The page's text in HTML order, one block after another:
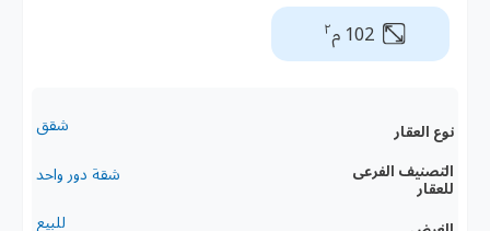
102 م ٢
نوع العقار شقق
التصنيف الفرعى
للعقار
شقة دور واحد
للبيع